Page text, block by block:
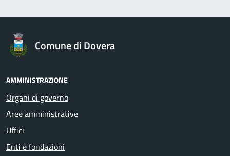
Comune di Dovera
AMMINISTRAZIONE
Organi di governo
Aree amministrative
Uffici
Enti e fondazioni